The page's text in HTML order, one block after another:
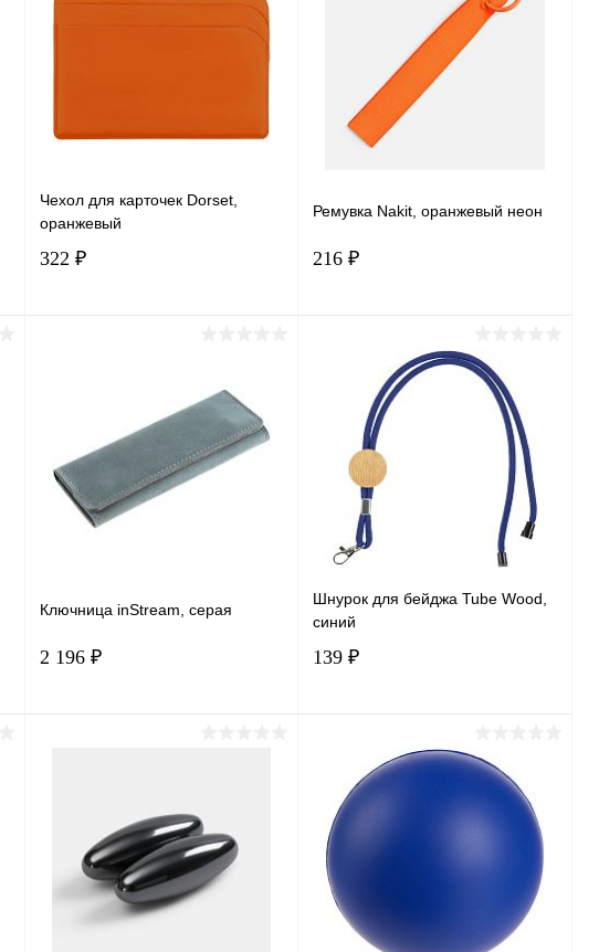
Сравнение
В наличии
Сравнение
В избранное
Чехол для карточек Dorset,
оранжевый
322 ₽
Сравнение
В избранное В наличии
Ремувка Nakit, оранжевый неон
216 ₽
В корзину
Купить в 1 клик Сравнение
В избранное В наличии
Ключница inStream, серая
2 196 ₽
В избранное В наличии
Шнурок для бейджа Tube Wood,
синий
139 ₽
В корзину
Купить в 1 клик Сравнение
В наличии